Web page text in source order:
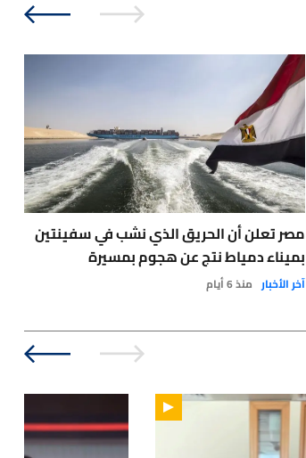
مصر تعلن أن الحريق الذي نشب في سفينتين
بميناء دمياط نتج عن هجوم بمسيرة
آخر الأخبار منذ 6 أيام